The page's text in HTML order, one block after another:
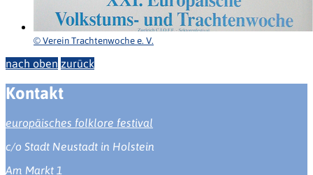
© Verein Trachtenwoche e. V.
nach oben zurück
Kontakt
europäisches folklore festival
c/o Stadt Neustadt in Holstein
Am Markt 1